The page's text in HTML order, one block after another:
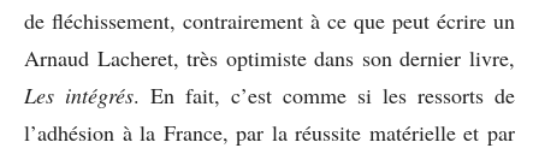
de fléchissement, contrairement à ce que peut écrire un
Arnaud Lacheret, très optimiste dans son dernier livre,
Les intégrés. En fait, c’est comme si les ressorts de
l’adhésion à la France, par la réussite matérielle et par